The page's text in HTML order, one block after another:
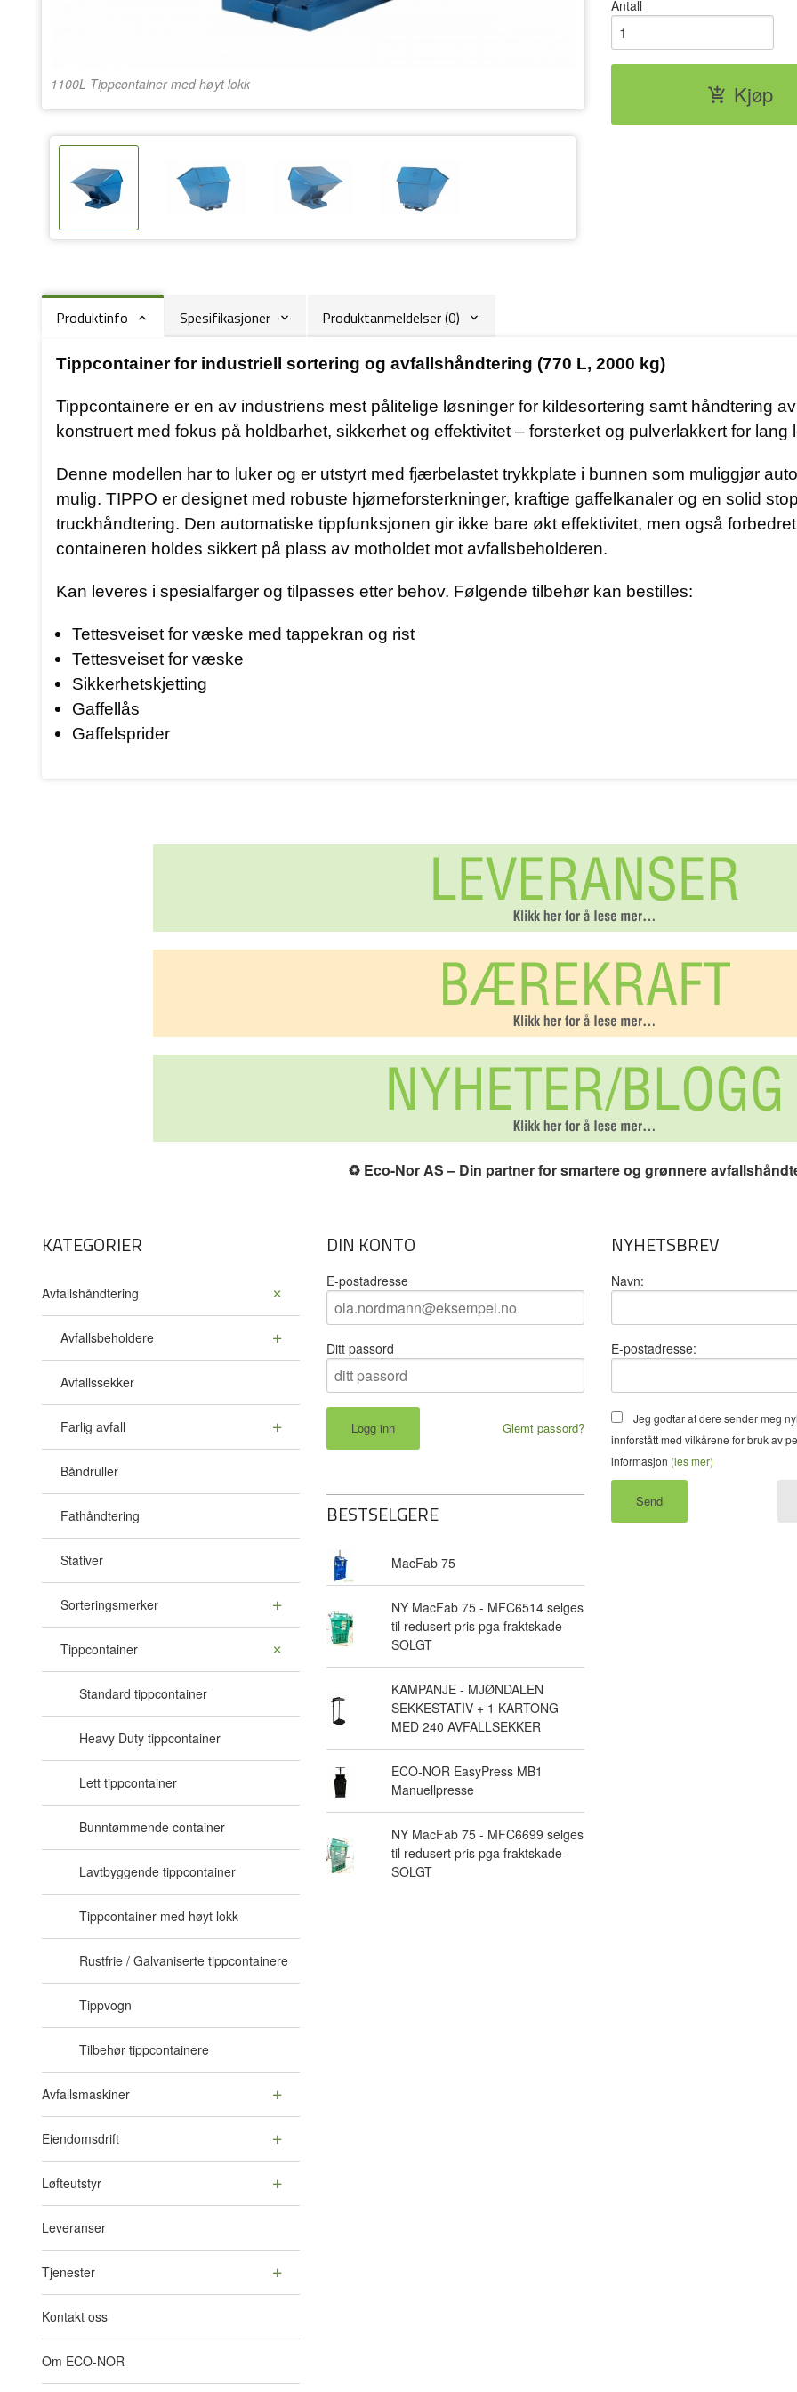
1100L Tippcontainer med høyt lokk 1100L Tippcontainer med høyt lokk - 1
Antall
Kjøp
Produktinfo Spesifikasjoner Produktanmeldelser (0)
Tippcontainer for industriell sortering og avfallshåndtering (770 L, 2000 kg)
Tippcontainere er en av industriens mest pålitelige løsninger for kildesortering samt håndtering
konstruert med fokus på holdbarhet, sikkerhet og effektivitet – forsterket og pulverlakkert for lang
Denne modellen har to luker og er utstyrt med fjærbelastet trykkplate i bunnen som muliggjør
mulig. TIPPO er designet med robuste hjørneforsterkninger, kraftige gaffelkanaler og en solid
truckhåndtering. Den automatiske tippfunksjonen gir ikke bare økt effektivitet, men også
containeren holdes sikkert på plass av motholdet mot avfallsbeholderen.
Kan leveres i spesialfarger og tilpasses etter behov. Følgende tilbehør kan bestilles:
Tettesveiset for væske med tappekran og rist
Tettesveiset for væske
Sikkerhetskjetting
Gaffellås
Gaffelsprider
♻️ Eco-Nor AS – Din partner for smartere og grønnere
KATEGORIER
Avfallshåndtering
Avfallsbeholdere
Avfallssekker
Farlig avfall
Båndruller
Fathåndtering
Stativer
Sorteringsmerker
Tippcontainer
Standard tippcontainer
Heavy Duty tippcontainer
Lett tippcontainer
Bunntømmende container
Lavtbyggende tippcontainer
Tippcontainer med høyt lokk
Rustfrie / Galvaniserte tippcontainere
Tippvogn
Tilbehør tippcontainere
Avfallsmaskiner
Eiendomsdrift
Løfteutstyr
Leveranser
Tjenester
Kontakt oss
Om ECO-NOR
DIN KONTO
E-postadresse
Ditt passord
Glemt passord?
BESTSELGERE
MacFab 75
NY MacFab 75 - MFC6514 selges
til redusert pris pga fraktskade -
SOLGT
KAMPANJE - MJØNDALEN
SEKKESTATIV + 1 KARTONG
MED 240 AVFALLSEKKER
ECO-NOR EasyPress MB1
Manuellpresse
NY MacFab 75 - MFC6699 selges
til redusert pris pga fraktskade -
SOLGT
NYHETSBREV
Navn:
E-postadresse:
Jeg godtar at dere sender meg
innforstått med vilkårene for bruk av
informasjon (les mer)